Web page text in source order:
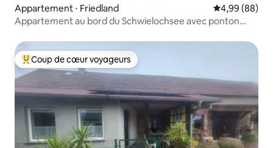
Appartement ⋅ Friedland Évaluation
4,99 (88)
Appartement au bord du Schwielochsee avec ponton
Coups de cœur voyageurs les plus appréciés
Coup de cœur voyageurs